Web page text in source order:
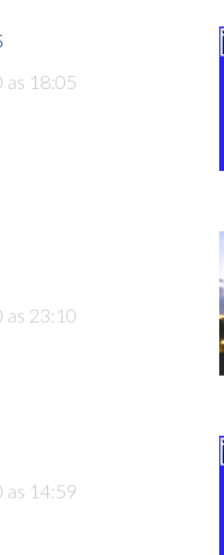
as 18:05
as 23:10
as 14:59